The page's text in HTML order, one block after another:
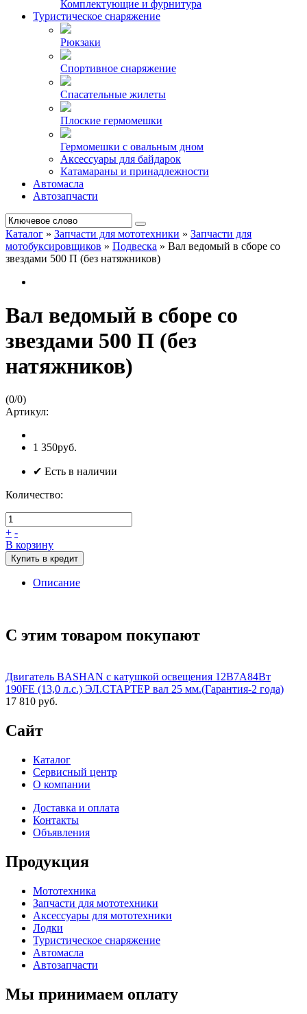
Комплектующие и фурнитура
Туристическое снаряжение
Рюкзаки
Спортивное снаряжение
Спасательные жилеты
Плоские гермомешки
Гермомешки с овальным дном
Аксессуары для байдарок
Катамараны и принадлежности
Автомасла
Автозапчасти
Каталог » Запчасти для мототехники » Запчасти для
мотобуксировщиков » Подвеска » Вал ведомый в сборе со
звездами 500 П (без натяжников)
Вал ведомый в сборе со
звездами 500 П (без
натяжников)
(0/0)
Артикул:
1 350руб.
✔ Есть в наличии
Количество:
+ -
В корзину
Купить в кредит
Описание
С этим товаром покупают
Двигатель BASHAN с катушкой освещения 12В7А84Вт
190FE (13,0 л.с.) ЭЛ.СТАРТЕР вал 25 мм.(Гарантия-2 года)
17 810 руб.
Сайт
Каталог
Сервисный центр
О компании
Доставка и оплата
Контакты
Объявления
Продукция
Мототехника
Запчасти для мототехники
Аксессуары для мототехники
Лодки
Туристическое снаряжение
Автомасла
Автозапчасти
Мы принимаем оплату